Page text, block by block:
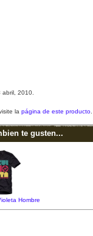
2010.
la página de este producto
te gusten...
Hombre